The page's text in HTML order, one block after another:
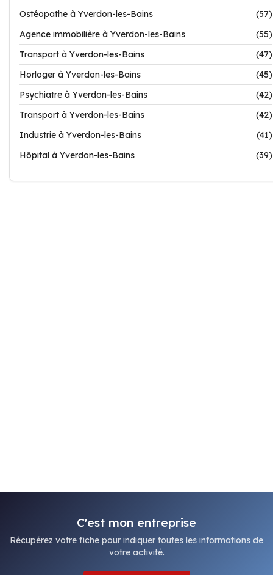
Ostéopathe à Yverdon-les-Bains
(57)
Agence immobilière à Yverdon-les-Bains
(55)
Transport à Yverdon-les-Bains
(47)
Horloger à Yverdon-les-Bains
(45)
Psychiatre à Yverdon-les-Bains
(42)
Transport à Yverdon-les-Bains
(42)
Industrie à Yverdon-les-Bains
(41)
Hôpital à Yverdon-les-Bains
(39)
C'est mon entreprise
Récupérez votre fiche pour indiquer toutes les informations de
votre activité.